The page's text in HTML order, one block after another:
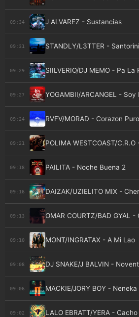
09:34 J ALVAREZ - Sustancias
09:31 STANDLY/L3TTER - Santorini
09:29 SIILVERIO/DJ MEMO - Pa La
09:27 YOGAMBII/ARCANGEL - Soy
09:24 RVFV/MORAD - Corazon Puro
09:21 POLIMA WESTCOAST/C.R.O
09:18 PAILITA - Noche Buena 2
09:16 DAIZAK/UZIELITO MIX -
09:13 OMAR COURTZ/BAD GYAL -
09:10 MONT/INGRATAX - A Mi Lao
09:08 DJ SNAKE/J BALVIN -
09:06 MACKIE/JORY BOY - Neneka
09:02 LALO EBRATT/YERA - Cacho